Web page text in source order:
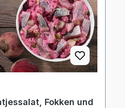
Fokken und